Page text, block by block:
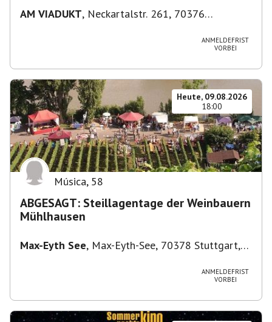
AM VIADUKT, Neckartalstr. 261, 70376
ANMELDEFRIST
VORBEI
Heute, 09.08.2026
18:00
Música, 58
ABGESAGT: Steillagentage der Weinbauern
Mühlhausen
Max-Eyth See, Max-Eyth-See, 70378 Stuttgart,
ANMELDEFRIST
VORBEI